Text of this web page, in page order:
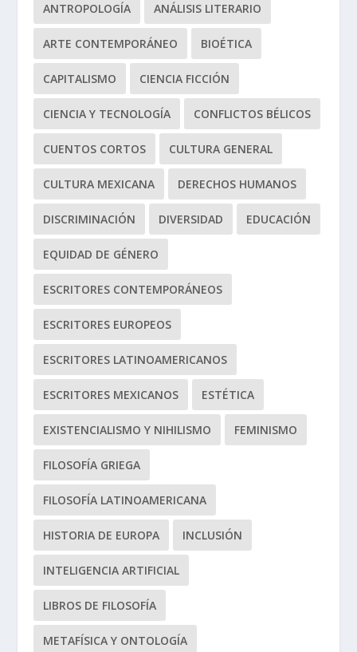
ANTROPOLOGÍA ANÁLISIS LITERARIO
ARTE CONTEMPORÁNEO BIOÉTICA
CAPITALISMO CIENCIA FICCIÓN
CIENCIA Y TECNOLOGÍA CONFLICTOS BÉLICOS
CUENTOS CORTOS CULTURA GENERAL
CULTURA MEXICANA DERECHOS HUMANOS
DISCRIMINACIÓN DIVERSIDAD EDUCACIÓN
EQUIDAD DE GÉNERO
ESCRITORES CONTEMPORÁNEOS
ESCRITORES EUROPEOS
ESCRITORES LATINOAMERICANOS
ESCRITORES MEXICANOS ESTÉTICA
EXISTENCIALISMO Y NIHILISMO FEMINISMO
FILOSOFÍA GRIEGA
FILOSOFÍA LATINOAMERICANA
HISTORIA DE EUROPA INCLUSIÓN
INTELIGENCIA ARTIFICIAL
LIBROS DE FILOSOFÍA
METAFÍSICA Y ONTOLOGÍA